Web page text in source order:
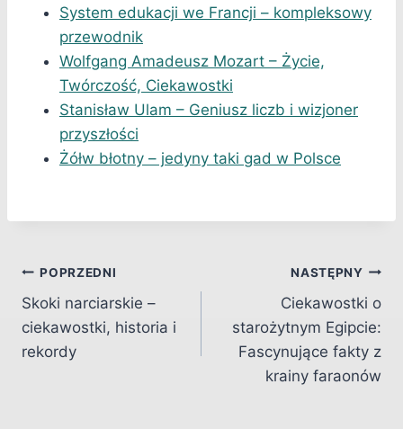
System edukacji we Francji – kompleksowy
przewodnik
Wolfgang Amadeusz Mozart – Życie,
Twórczość, Ciekawostki
Stanisław Ulam – Geniusz liczb i wizjoner
przyszłości
Żółw błotny – jedyny taki gad w Polsce
Nawigacja
wpisu
POPRZEDNI
Skoki narciarskie –
ciekawostki, historia i
rekordy
NASTĘPNY
Ciekawostki o
starożytnym Egipcie:
Fascynujące fakty z
krainy faraonów